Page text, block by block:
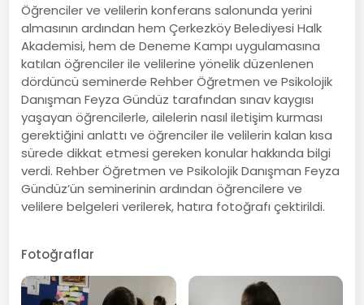
Öğrenciler ve velilerin konferans salonunda yerini
almasının ardından hem Çerkezköy Belediyesi Halk
Akademisi, hem de Deneme Kampı uygulamasına
katılan öğrenciler ile velilerine yönelik düzenlenen
dördüncü seminerde Rehber Öğretmen ve Psikolojik
Danışman Feyza Gündüz tarafından sınav kaygısı
yaşayan öğrencilerle, ailelerin nasıl iletişim kurması
gerektiğini anlattı ve öğrenciler ile velilerin kalan kısa
sürede dikkat etmesi gereken konular hakkında bilgi
verdi. Rehber Öğretmen ve Psikolojik Danışman Feyza
Gündüz’ün seminerinin ardından öğrencilere ve
velilere belgeleri verilerek, hatıra fotoğrafı çektirildi.
Fotoğraflar